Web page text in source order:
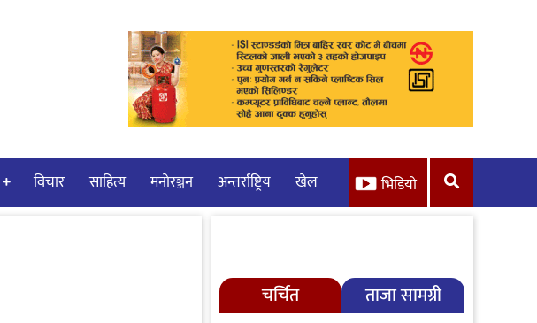
विचार साहित्य मनाेरञ्जन अन्तर्राष्ट्रिय खेल भिडियो
चर्चित ताजा सामग्री